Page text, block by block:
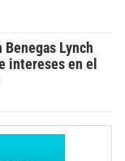
Lynch
intereses en el